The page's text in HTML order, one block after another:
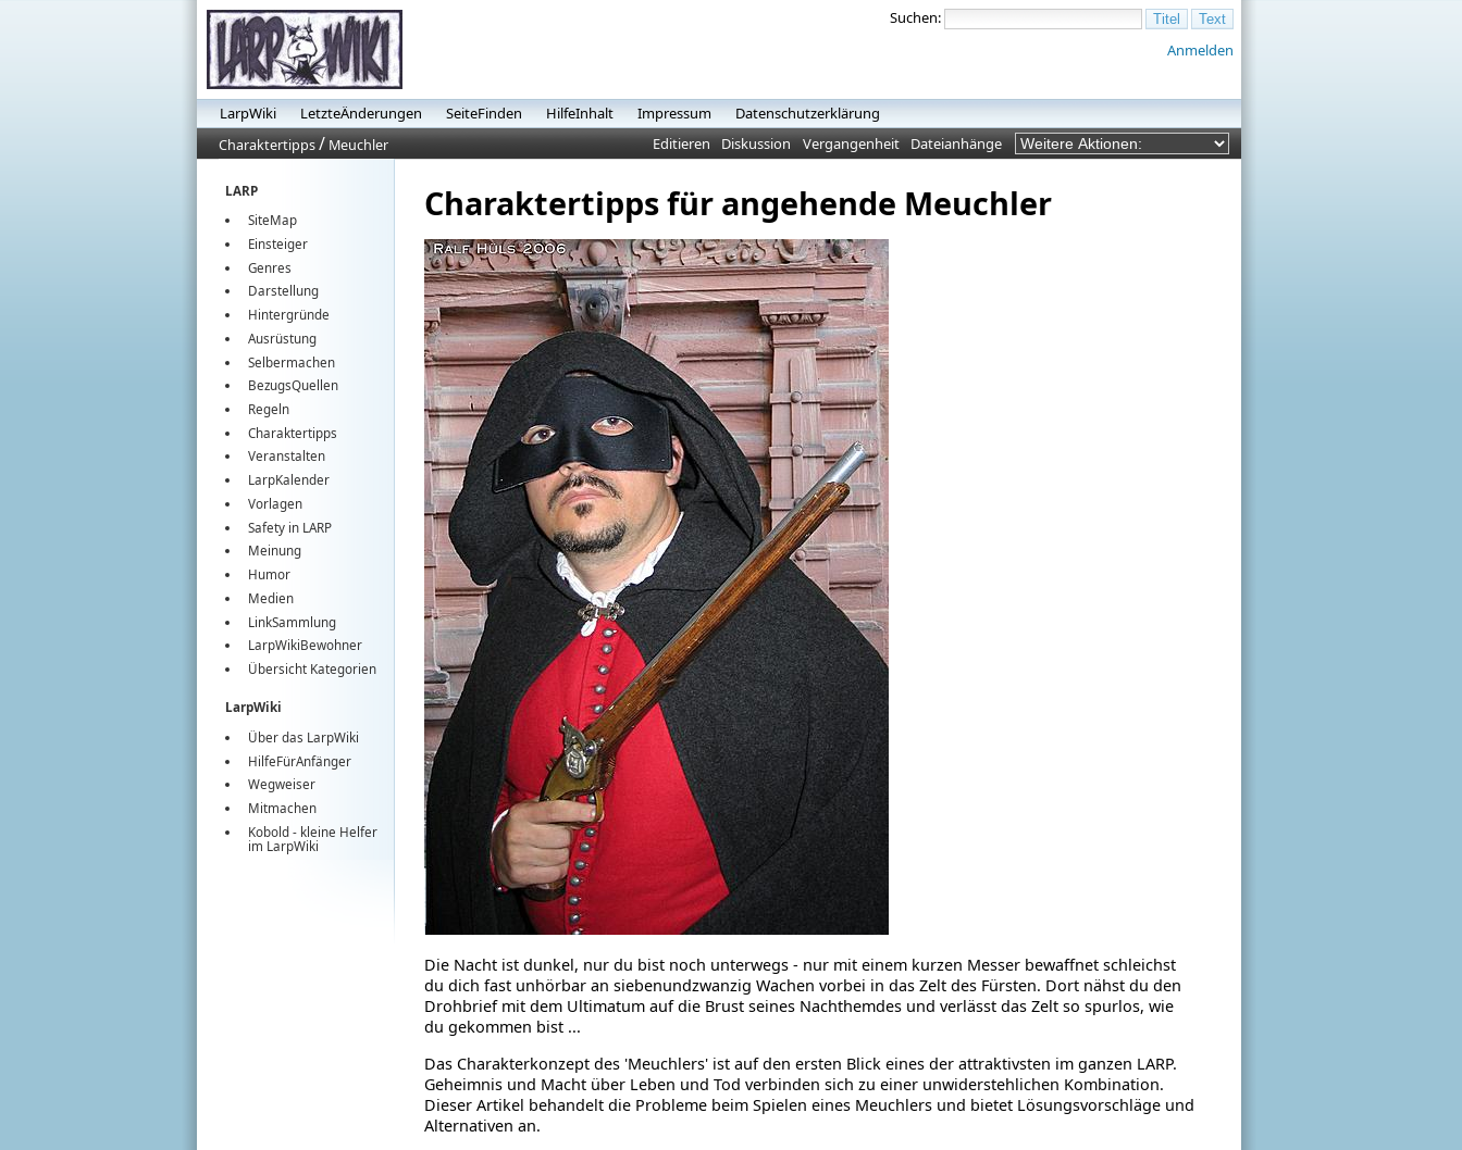
Suchen:
Anmelden
LarpWiki LetzteÄnderungen SeiteFinden HilfeInhalt Impressum
Datenschutzerklärung
Editieren
Diskussion Vergangenheit Dateianhänge
Charaktertipps/ Meuchler
LARP
SiteMap
Einsteiger
Genres
Darstellung
Hintergründe
Ausrüstung
Selbermachen
BezugsQuellen
Regeln
Charaktertipps
Veranstalten
LarpKalender
Vorlagen
Safety in LARP
Meinung
Humor
Medien
LinkSammlung
LarpWikiBewohner
Übersicht Kategorien
LarpWiki
Über das LarpWiki
HilfeFürAnfänger
Wegweiser
Mitmachen
Kobold - kleine Helfer
im LarpWiki
Charaktertipps für angehende Meuchler
Die Nacht ist dunkel, nur du bist noch unterwegs - nur mit einem kurzen Messer bewaffnet schleichst
du dich fast unhörbar an siebenundzwanzig Wachen vorbei in das Zelt des Fürsten. Dort nähst du den
Drohbrief mit dem Ultimatum auf die Brust seines Nachthemdes und verlässt das Zelt so spurlos, wie
du gekommen bist ...
Das Charakterkonzept des 'Meuchlers' ist auf den ersten Blick eines der attraktivsten im ganzen LARP.
Geheimnis und Macht über Leben und Tod verbinden sich zu einer unwiderstehlichen Kombination.
Dieser Artikel behandelt die Probleme beim Spielen eines Meuchlers und bietet Lösungsvorschläge und
Alternativen an.